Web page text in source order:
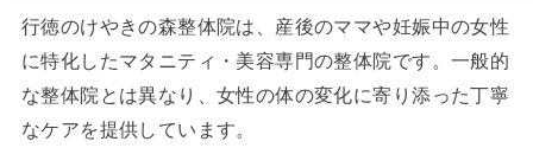
行徳のけやきの森整体院は、産後のママや妊娠中の女性
に特化したマタニティ・美容専門の整体院です。一般的
な整体院とは異なり、女性の体の変化に寄り添った丁寧
なケアを提供しています。